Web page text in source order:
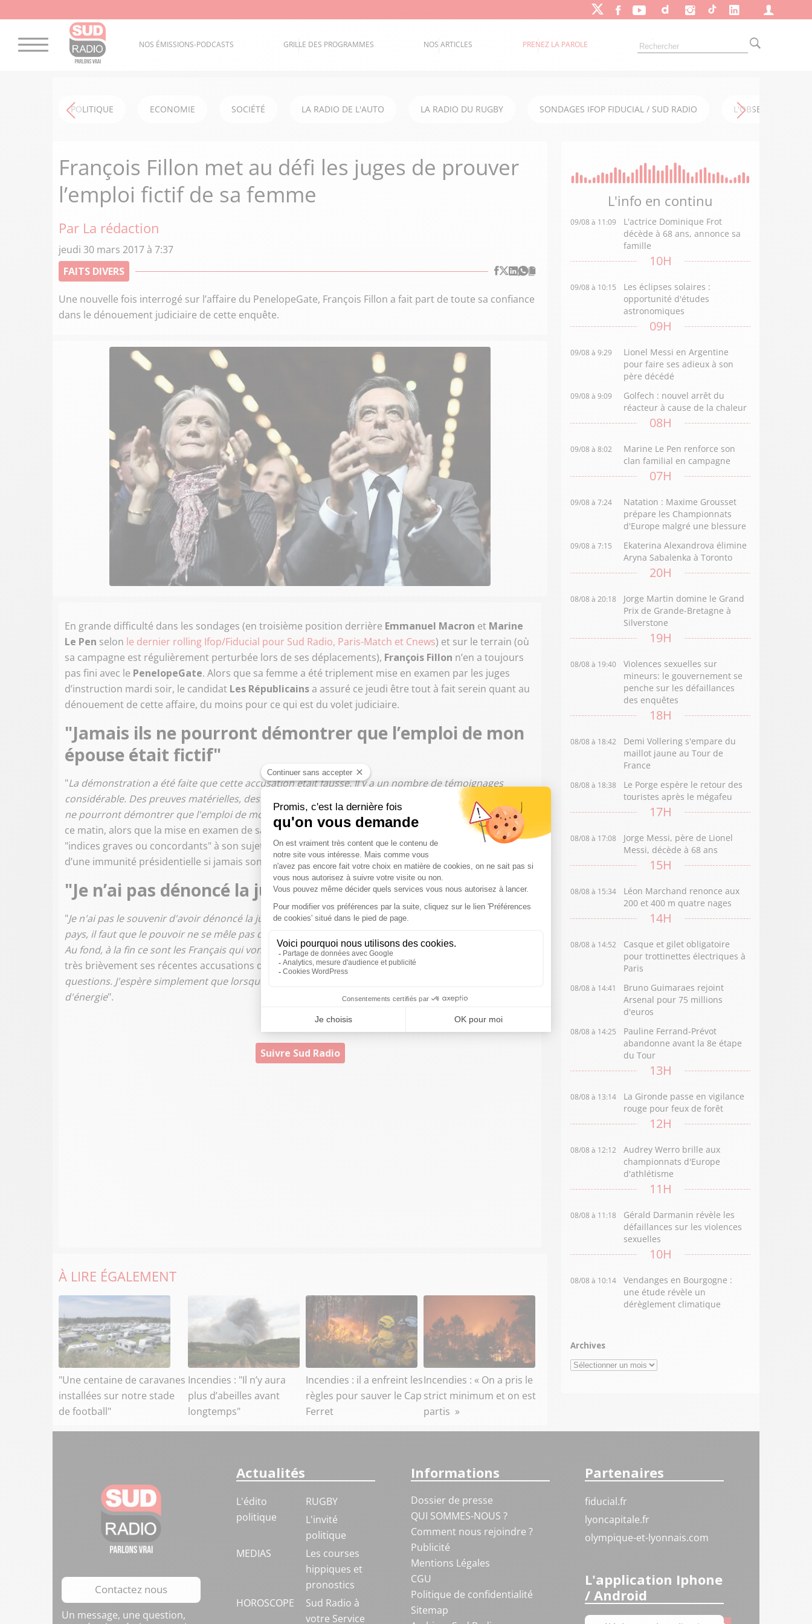
NOS ÉMISSIONS-PODCASTS GRILLE DES PROGRAMMES NOS ARTICLES PRENEZ LA PAROLE
POLITIQUE ECONOMIE SOCIÉTÉ LA RADIO DE L'AUTO LA RADIO DU RUGBY SONDAGES IFOP FIDUCIAL / SUD RADIO L'OBSERVATOIRE
François Fillon met au défi les juges de prouver
l’emploi fictif de sa femme
Par La rédaction
jeudi 30 mars 2017 à 7:37
FAITS DIVERS
Une nouvelle fois interrogé sur l’affaire du PenelopeGate, François Fillon a fait part de toute sa confiance
dans le dénouement judiciaire de cette enquête.
En grande difficulté dans les sondages (en troisième position derrière Emmanuel Macron et Marine
Le Pen selon le dernier rolling Ifop/Fiducial pour Sud Radio, Paris-Match et Cnews) et sur le terrain (où
sa campagne est régulièrement perturbée lors de ses déplacements), François Fillon n’en a toujours
pas fini avec le PenelopeGate. Alors que sa femme a été triplement mise en examen par les juges
d’instruction mardi soir, le candidat Les Républicainsa assuré ce jeudi être tout à fait serein quant au
dénouement de cette affaire, du moins pour ce qui est du volet judiciaire.
"Jamais ils ne pourront démontrer que l’emploi de mon
épouse était fictif"
"La démonstration a été faite que cette accusation était fausse. Il y a un nombre de témoignages
considérable. Des preuves matérielles, des témoignages et je vous le dis dans les yeux : jamais les juges
ne pourront démontrer que l'emploi de mon épouse était fictif. Jamais ", a-t-il déclaré au micro deRTL
ce matin, alors que la mise en examen de sa femme indique que les juges ont considéré qu’il y avait des
"indices graves ou concordants" à son sujet. Pour rappel,Penelope Fillonne pourra pas bénéficier
d’une immunité présidentielle si jamais son mari accédait à l’Élysée, contrairement à lui bien entendu.
"Je n’ai pas dénoncé la justice, mais sa manipulation"
"Je n'ai pas le souvenir d'avoir dénoncé la justice, mais la manipulation de la justice. Pour diriger notre
pays, il faut que le pouvoir ne se mêle pas des affaires judiciaires et n'instrumentalise pas la justice (...)
Au fond, à la fin ce sont les Français qui vont se prononcer", a-t-il par ailleurs déclaré, avant d’évoquer
très brièvement ses récentes accusations de "
cabinet noir" à l’Élysée : "Je ne répondrai pas à ces
questions. J'espère simplement que lorsque la justice me rendra raison, vous utiliserez autant
d'énergie".
Suivre Sud Radio
À LIRE ÉGALEMENT
"Une centaine de caravanes
installées sur notre stade
de football"
Incendies : "Il n’y aura
plus d’abeilles avant
longtemps"
Incendies : il a enfreint les
règles pour sauver le Cap
Ferret
Incendies : « On a pris le
strict minimum et on est
partis »
L'info en continu
09/08 à 11:09
L'actrice Dominique Frot
décède à 68 ans, annonce sa
famille
10H
09/08 à 10:15
Les éclipses solaires :
opportunité d'études
astronomiques
09H
09/08 à 9:29
Lionel Messi en Argentine
pour faire ses adieux à son
père décédé
09/08 à 9:09
Golfech : nouvel arrêt du
réacteur à cause de la chaleur
08H
09/08 à 8:02
Marine Le Pen renforce son
clan familial en campagne
07H
09/08 à 7:24
Natation : Maxime Grousset
prépare les Championnats
d'Europe malgré une blessure
09/08 à 7:15
Ekaterina Alexandrova élimine
Aryna Sabalenka à Toronto
20H
08/08 à 20:18
Jorge Martin domine le Grand
Prix de Grande-Bretagne à
Silverstone
19H
08/08 à 19:40
Violences sexuelles sur
mineurs: le gouvernement se
penche sur les défaillances
des enquêtes
18H
08/08 à 18:42
Demi Vollering s'empare du
maillot jaune au Tour de
France
08/08 à 18:38
Le Porge espère le retour des
touristes après le mégafeu
17H
08/08 à 17:08
Jorge Messi, père de Lionel
Messi, décède à 68 ans
15H
08/08 à 15:34
Léon Marchand renonce aux
200 et 400 m quatre nages
14H
08/08 à 14:52
Casque et gilet obligatoire
pour trottinettes électriques à
Paris
08/08 à 14:41
Bruno Guimaraes rejoint
Arsenal pour 75 millions
d'euros
08/08 à 14:25
Pauline Ferrand-Prévot
abandonne avant la 8e étape
du Tour
13H
08/08 à 13:14
La Gironde passe en vigilance
rouge pour feux de forêt
12H
08/08 à 12:12
Audrey Werro brille aux
championnats d'Europe
d'athlétisme
11H
08/08 à 11:18
Gérald Darmanin révèle les
défaillances sur les violences
sexuelles
10H
08/08 à 10:14
Vendanges en Bourgogne :
une étude révèle un
dérèglement climatique
Archives
Archives
Contactez nous
Un message, une question,
Actualités
L'édito
politique
RUGBY
L'invité
politique
MEDIAS
Les courses
hippiques et
pronostics
HOROSCOPE
Sud Radio à
votre Service
Informations
Dossier de presse
QUI SOMMES-NOUS ?
Comment nous rejoindre ?
Publicité
Mentions Légales
CGU
Politique de confidentialité
Sitemap
Partenaires
fiducial.fr
lyoncapitale.fr
olympique-et-lyonnais.com
L'application Iphone
/ Android